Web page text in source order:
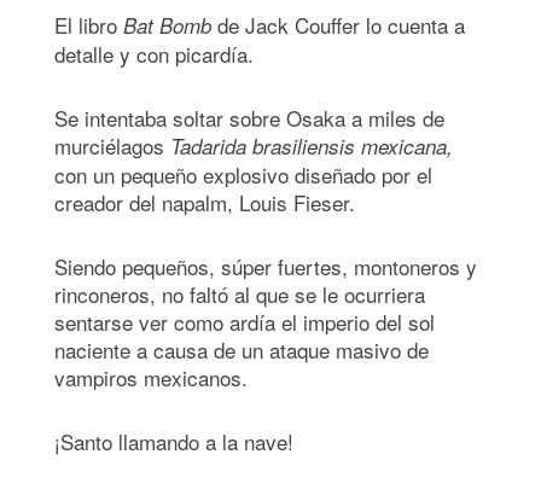
El libro Bat Bomb de Jack Couffer lo cuenta a
detalle y con picardía.
Se intentaba soltar sobre Osaka a miles de
murciélagos Tadarida brasiliensis mexicana,
con un pequeño explosivo diseñado por el
creador del napalm, Louis Fieser.
Siendo pequeños, súper fuertes, montoneros y
rinconeros, no faltó al que se le ocurriera
sentarse ver como ardía el imperio del sol
naciente a causa de un ataque masivo de
vampiros mexicanos.
¡Santo llamando a la nave!